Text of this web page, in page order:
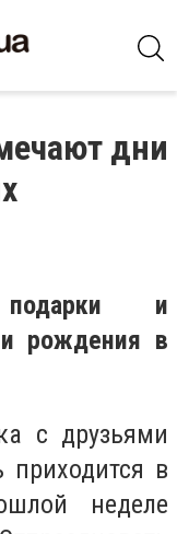
дни
и
рождения в
с друзьями
приходится в
неделе